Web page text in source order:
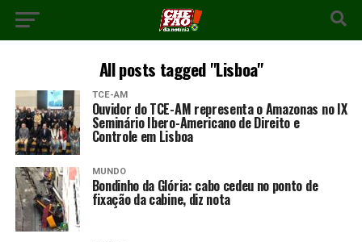
All posts tagged "Lisboa"
TCE-AM
Ouvidor do TCE-AM representa o Amazonas no IX
Seminário Ibero-Americano de Direito e
Controle em Lisboa
MUNDO
Bondinho da Glória: cabo cedeu no ponto de
fixação da cabine, diz nota